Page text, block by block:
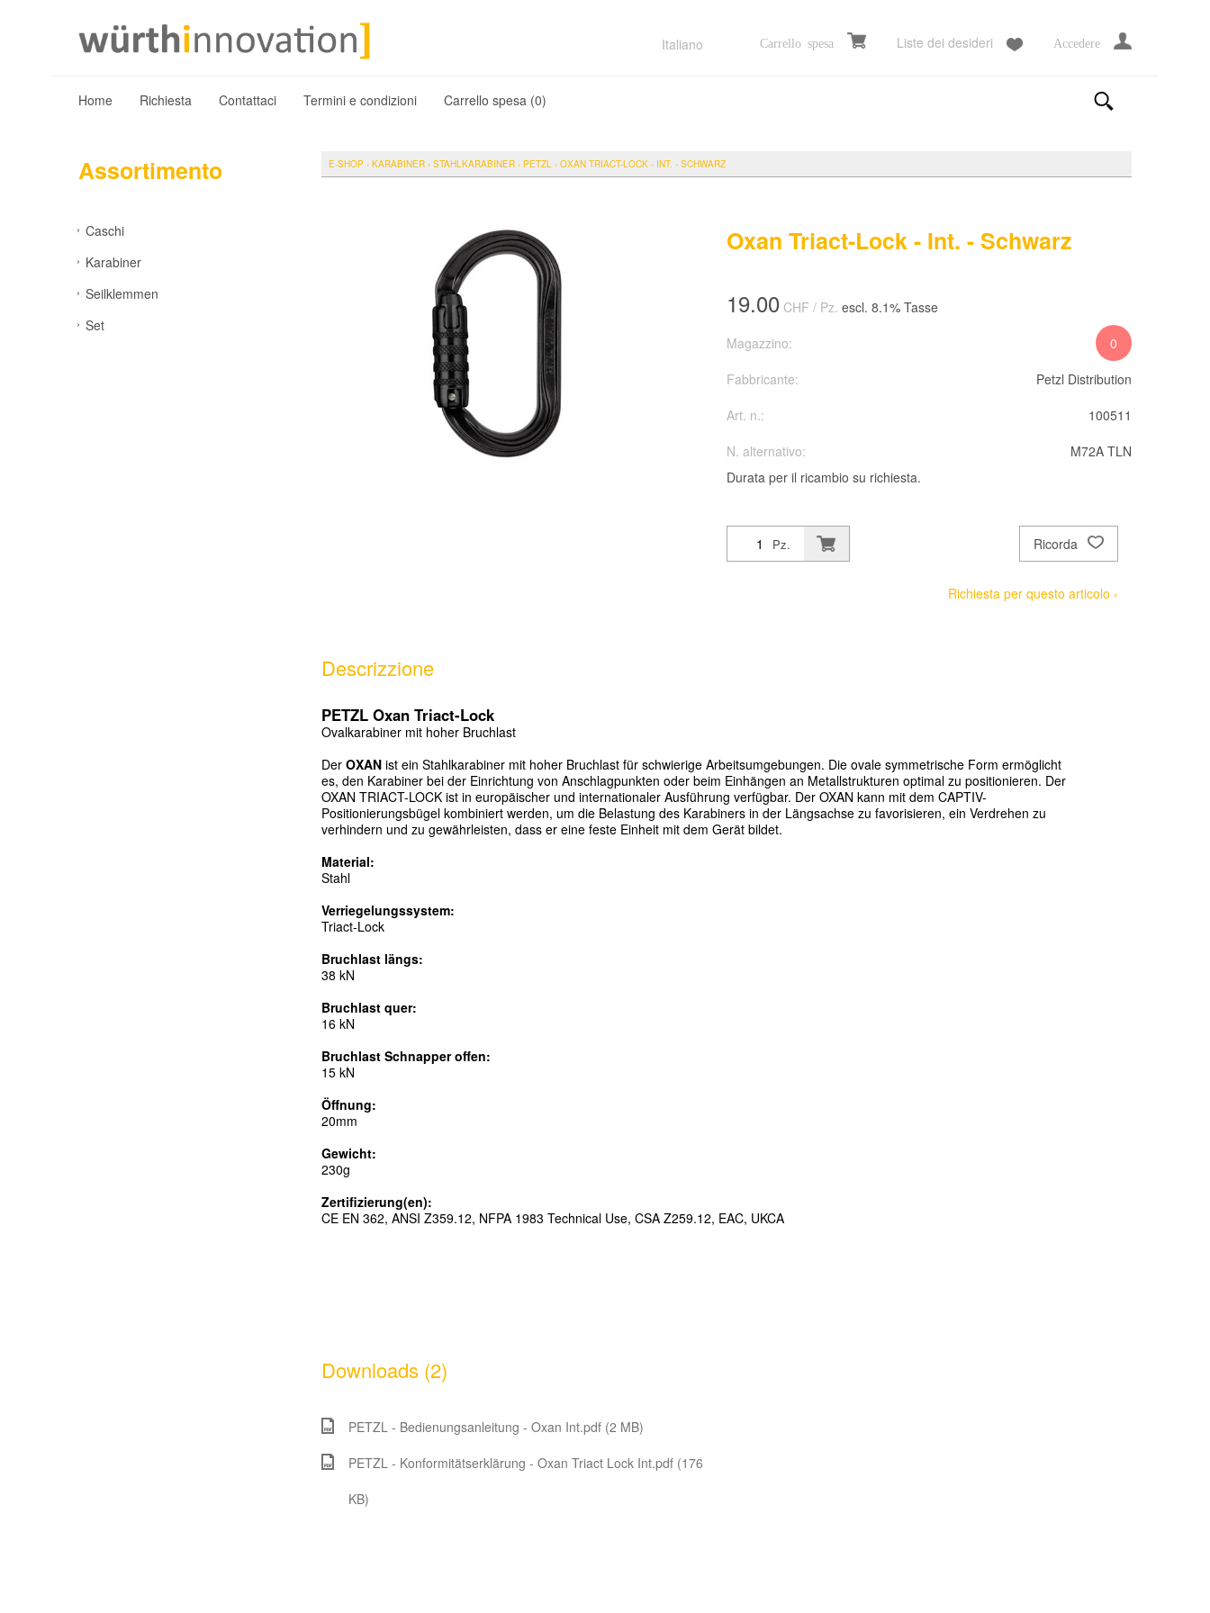
Italiano Carrello spesa Liste dei desideri Accedere
Home Richiesta Contattaci Termini e condizioni Carrello spesa (0)
Assortimento
Caschi
Karabiner
Seilklemmen
Set
E-SHOP › KARABINER › STAHLKARABINER › PETZL › OXAN TRIACT-LOCK - INT. - SCHWARZ
Oxan Triact-Lock - Int. - Schwarz
19.00 CHF / Pz. escl. 8.1% Tasse
Magazzino:
0
Fabbricante:
Petzl Distribution
Art. n.:
100511
N. alternativo:
M72A TLN
Durata per il ricambio su richiesta.
Pz. Ricorda
Richiesta per questo articolo ›
Descrizzione
PETZL Oxan Triact-Lock
Ovalkarabiner mit hoher Bruchlast
Der OXAN ist ein Stahlkarabiner mit hoher Bruchlast für schwierige Arbeitsumgebungen. Die ovale symmetrische Form ermöglicht
es, den Karabiner bei der Einrichtung von Anschlagpunkten oder beim Einhängen an Metallstrukturen optimal zu positionieren. Der
OXAN TRIACT-LOCK ist in europäischer und internationaler Ausführung verfügbar. Der OXAN kann mit dem CAPTIV-
Positionierungsbügel kombiniert werden, um die Belastung des Karabiners in der Längsachse zu favorisieren, ein Verdrehen zu
verhindern und zu gewährleisten, dass er eine feste Einheit mit dem Gerät bildet.
Material:
Stahl
Verriegelungssystem:
Triact-Lock
Bruchlast längs:
38 kN
Bruchlast quer:
16 kN
Bruchlast Schnapper offen:
15 kN
Öffnung:
20mm
Gewicht:
230g
Zertifizierung(en):
CE EN 362, ANSI Z359.12, NFPA 1983 Technical Use, CSA Z259.12, EAC, UKCA
Downloads (2)
PETZL - Bedienungsanleitung - Oxan Int.pdf (2 MB)
PETZL - Konformitätserklärung - Oxan Triact Lock Int.pdf (176
KB)